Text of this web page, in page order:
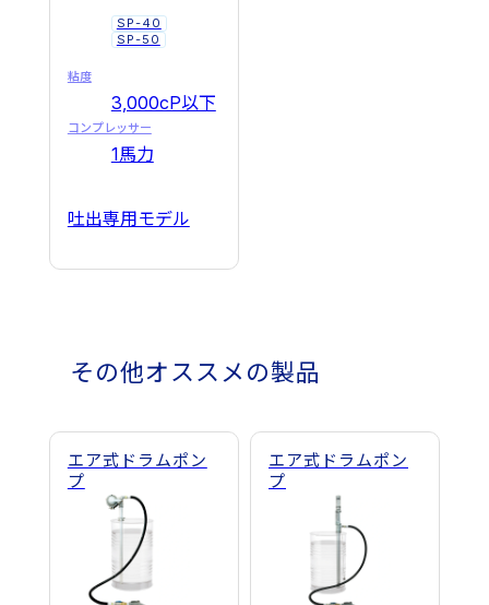
SP-40
SP-50
粘度
3,000cP以下
コンプレッサー
1馬力
吐出専用モデル
その他オススメの製品
エア式ドラムポン
プ
エア式ドラムポン
プ